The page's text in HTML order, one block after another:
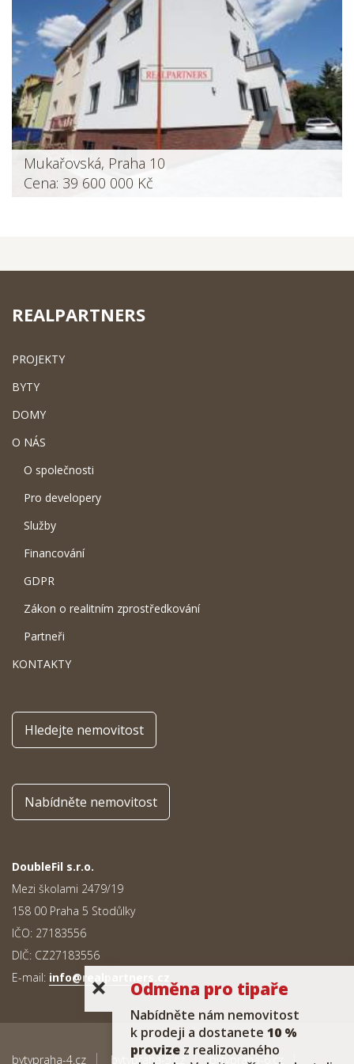
Mukařovská, Praha 10
Cena: 39 600 000 Kč
REALPARTNERS
PROJEKTY
BYTY
DOMY
O NÁS
O společnosti
Pro developery
Služby
Financování
GDPR
Zákon o realitním zprostředkování
Partneři
KONTAKTY
Hledejte nemovitost
Nabídněte nemovitost
DoubleFil s.r.o.
Mezi školami 2479/19
158 00 Praha 5 Stodůlky
IČO: 27183556
DIČ: CZ27183556
E-mail: info@realpartners.cz
bytypraha-4.cz bytypraha-5.cz bytypraha-6.cz
Odměna pro tipaře
Nabídněte nám nemovitost
k prodeji a dostanete 10 %
provize z realizovaného